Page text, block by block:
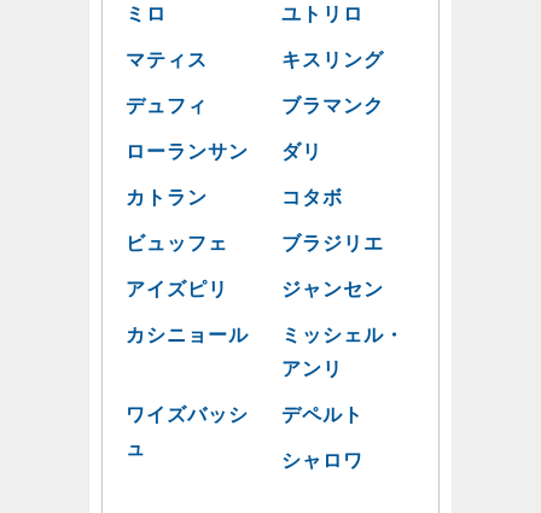
ミロ ユトリロ
マティス キスリング
デュフィ ブラマンク
ローランサン ダリ
カトラン コタボ
ビュッフェ ブラジリエ
アイズピリ ジャンセン
カシニョール
ミッシェル・
アンリ
ワイズバッシ
ュ
デペルト
シャロワ